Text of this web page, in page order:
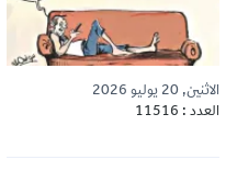
الاثنين, 20 يوليو 2026
العدد : 11516